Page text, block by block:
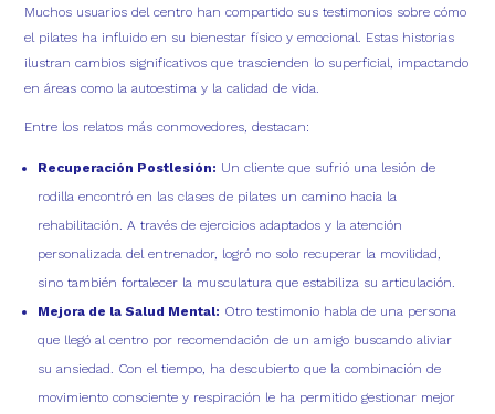
Muchos usuarios del centro han compartido sus testimonios sobre cómo
el pilates ha influido en su bienestar físico y emocional. Estas historias
ilustran cambios significativos que trascienden lo superficial, impactando
en áreas como la autoestima y la calidad de vida.
Entre los relatos más conmovedores, destacan:
Recuperación Postlesión: Un cliente que sufrió una lesión de
rodilla encontró en las clases de pilates un camino hacia la
rehabilitación. A través de ejercicios adaptados y la atención
personalizada del entrenador, logró no solo recuperar la movilidad,
sino también fortalecer la musculatura que estabiliza su articulación.
Mejora de la Salud Mental: Otro testimonio habla de una persona
que llegó al centro por recomendación de un amigo buscando aliviar
su ansiedad. Con el tiempo, ha descubierto que la combinación de
movimiento consciente y respiración le ha permitido gestionar mejor